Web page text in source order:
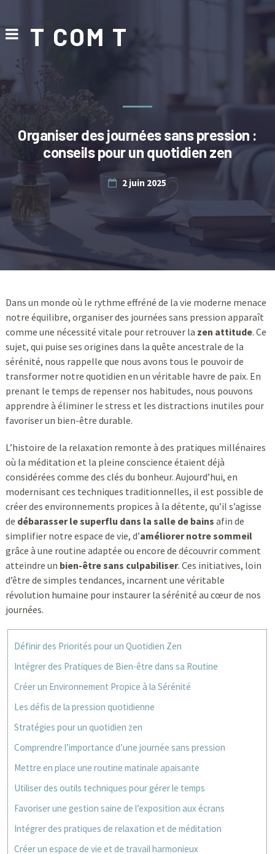
T COM T
Organiser des journées sans pression :
conseils pour un quotidien zen
2 juin 2025
Dans un monde où le rythme effréné de la vie moderne menace
notre équilibre, organiser des journées sans pression apparaît
comme une nécessité vitale pour retrouver la zen attitude. Ce
sujet, qui puise ses origines dans la quête ancestrale de la
sérénité, nous rappelle que nous avons tous le pouvoir de
transformer notre quotidien en un véritable havre de paix. En
prenant le temps de repenser nos habitudes, nous pouvons
apprendre à éliminer le stress et les distractions inutiles pour
favoriser un bien-être durable.
L’histoire de la relaxation remonte à des pratiques millénaires
où la méditation et la pleine conscience étaient déjà
considérées comme des clés du bonheur. Aujourd’hui, en
modernisant ces techniques traditionnelles, il est possible de
créer des environnements propices à la détente, qu’il s’agisse
de débarasser le superflu dans la salle de bains afin de
simplifier notre espace de vie, d’améliorer notre sommeil
grâce à une routine adaptée ou encore de découvrir comment
atteindre un bien-être sans culpabiliser. Ces initiatives, loin
d’être de simples tendances, incarnent une véritable
révolution humaine pour instaurer la sérénité au cœur de nos
journées.
Définir des Priorités pour un Quotidien Zen
Intégrer des Pratiques de Bien-être dans sa Routine
Créer un Environnement Propice à la Sérénité
Les défis de la pression quotidienne
Stratégies pour un quotidien zen
Comprendre l’importance d’une journée sans pression
Mettre en place une routine matinale apaisante
Utiliser des outils techniques pour gérer le temps
Favoriser une gestion saine de l’exposition aux écrans
Intégrer des pratiques de relaxation et de méditation
Créer un espace de vie et de travail harmonieux